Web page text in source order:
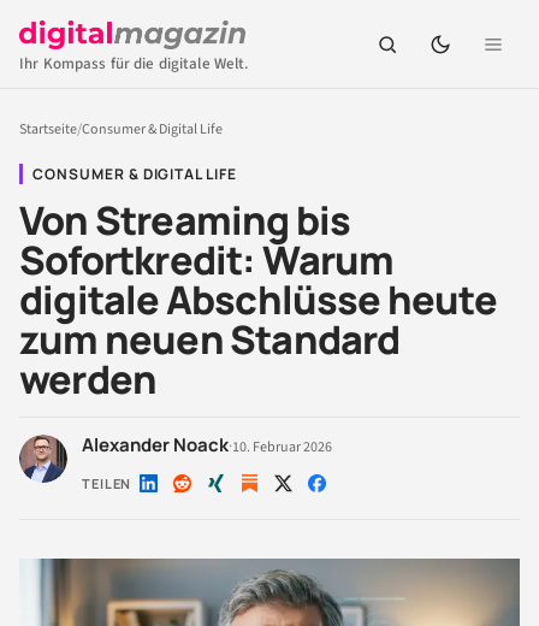
Ihr Kompass für die digitale Welt.
Startseite/Consumer & Digital Life
CONSUMER & DIGITAL LIFE
Von Streaming bis
Sofortkredit: Warum
digitale Abschlüsse heute
zum neuen Standard
werden
Alexander Noack·10. Februar 2026
TEILEN Auf Auf Auf Auf Auf